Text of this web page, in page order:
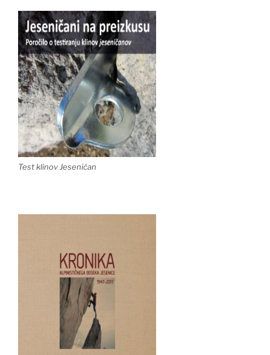
Test klinov Jeseničan